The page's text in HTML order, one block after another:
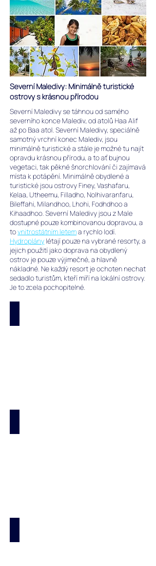
Severní Maledivy: Minimálně turistické
ostrovy s krásnou přírodou
Severní Maledivy se táhnou od samého
severního konce Malediv, od atolů Haa Alif
až po Baa atol. Severní Maledivy, speciálně
samotný vrchní konec Malediv, jsou
minimálně turistické a stále je možné tu najít
opravdu krásnou přírodu, a to ať bujnou
vegetaci, tak pěkné šnorchlování či zajímavá
místa k potápění. Minimálně obydlené a
turistické jsou ostrovy Finey, Vashafaru,
Kelaa, Utheemu, Filladho, Nolhivaranfaru,
Bileffahi, Milandhoo, Lhohi, Fodhdhoo a
Kihaadhoo. Severní Maledivy jsou z Male
dostupné pouze kombinovanou dopravou, a
tovnitrostátním letema rychlo lodí.
Hydroplány létají pouze na vybrané resorty, a
jejich použití jako doprava na obydlený
ostrov je pouze výjimečné, a hlavně
nákladné. Ne každý resort je ochoten nechat
sedadlo turistům, kteří míří na lokální ostrovy.
Je to zcela pochopitelné.
Obydlený
Obydlený
Obydlený